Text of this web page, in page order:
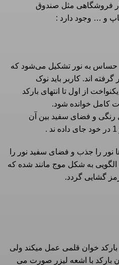
فروشگاهی مثل صندوق
و … وجود دارد :
حساس به نور تشکیل می‌شود که
اند. کاربر باید نوک
از اول تا انتهای بارکد
کامل خوانده شود.
رنگی و فضای سفید بین آن
نور را جذب و فضای سفید نور را
به شکل موج مانند شده که
گشایی گردد.
خوان قلمی عمل میکند ولی
بارکد با اشعه لیزر صورت می